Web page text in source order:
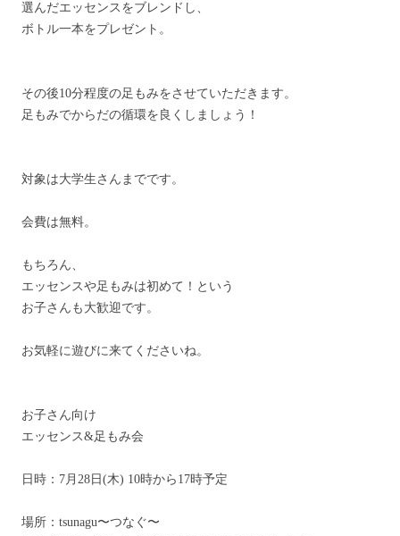
選んだエッセンスをブレンドし、
ボトル一本をプレゼント。
その後10分程度の足もみをさせていただきます。
足もみでからだの循環を良くしましょう！
対象は大学生さんまでです。
会費は無料。
もちろん、
エッセンスや足もみは初めて！という
お子さんも大歓迎です。
お気軽に遊びに来てくださいね。
お子さん向け
エッセンス&足もみ会
日時：7月28日(木) 10時から17時予定
場所：tsunagu〜つなぐ〜